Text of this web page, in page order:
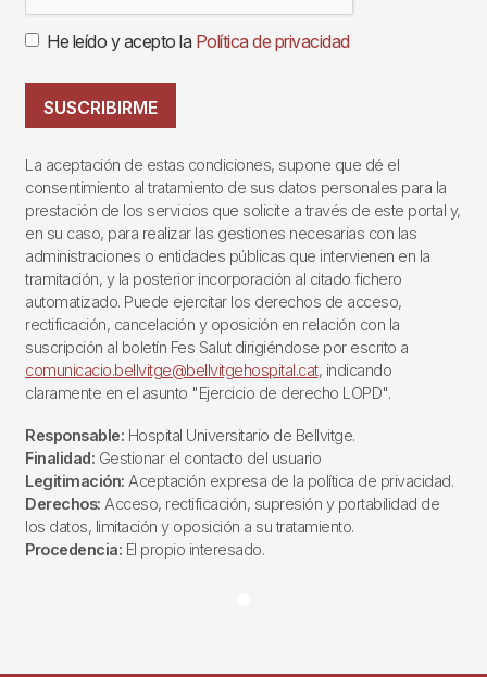
He leído y acepto la Política de privacidad
SUSCRIBIRME
La aceptación de estas condiciones, supone que dé el
consentimiento al tratamiento de sus datos personales para la
prestación de los servicios que solicite a través de este portal y,
en su caso, para realizar las gestiones necesarias con las
administraciones o entidades públicas que intervienen en la
tramitación, y la posterior incorporación al citado fichero
automatizado. Puede ejercitar los derechos de acceso,
rectificación, cancelación y oposición en relación con la
suscripción al boletín Fes Salut dirigiéndose por escrito a
comunicacio.bellvitge@bellvitgehospital.cat, indicando
claramente en el asunto "Ejercicio de derecho LOPD".
Responsable: Hospital Universitario de Bellvitge.
Finalidad: Gestionar el contacto del usuario
Legitimación: Aceptación expresa de la política de privacidad.
Derechos: Acceso, rectificación, supresión y portabilidad de
los datos, limitación y oposición a su tratamiento.
Procedencia: El propio interesado.